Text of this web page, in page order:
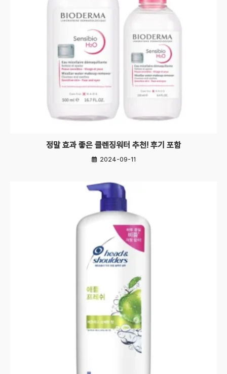
정말 효과 좋은 클렌징워터 추천! 후기 포함
2024-09-11